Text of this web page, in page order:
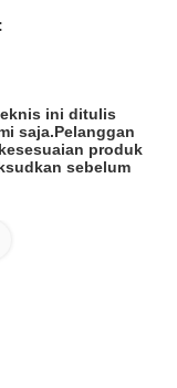
ini ditulis
saja.Pelanggan
produk
sebelum